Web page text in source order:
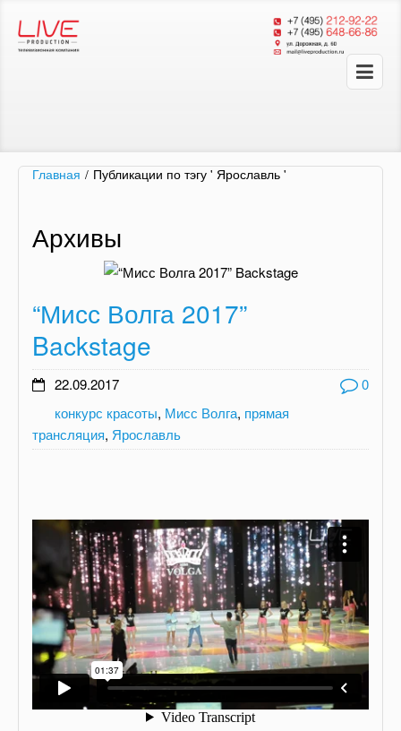
Главная / Публикации по тэгу ' Ярославль '
Архивы
“Мисс Волга 2017”
Backstage
22.09.2017
0
конкурс красоты, Мисс Волга, прямая
трансляция, Ярославль